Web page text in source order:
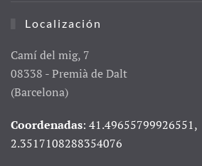
Localización
Camí del mig, 7
08338 - Premià de Dalt
(Barcelona)
Coordenadas: 41.49655799926551,
2.3517108288354076